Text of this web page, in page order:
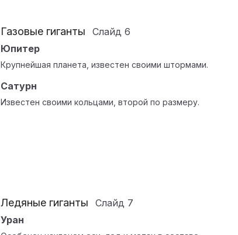
Газовые гиганты Слайд 6
Юпитер
Крупнейшая планета, известен своими штормами.
Сатурн
Известен своими кольцами, второй по размеру.
Ледяные гиганты Слайд 7
Уран